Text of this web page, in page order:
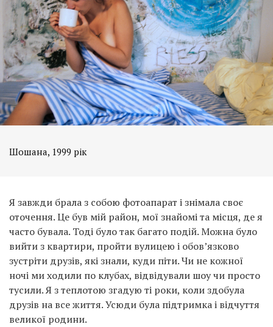
Шошана, 1999 рік
Я завжди брала з собою фотоапарат і знімала своє
оточення. Це був мій район, мої знайомі та місця, де я
часто бувала. Тоді було так багато подій. Можна було
вийти з квартири, пройти вулицею і обов’язково
зустріти друзів, які знали, куди піти. Чи не кожної
ночі ми ходили по клубах, відвідували шоу чи просто
тусили. Я з теплотою згадую ті роки, коли здобула
друзів на все життя. Усюди була підтримка і відчуття
великої родини.